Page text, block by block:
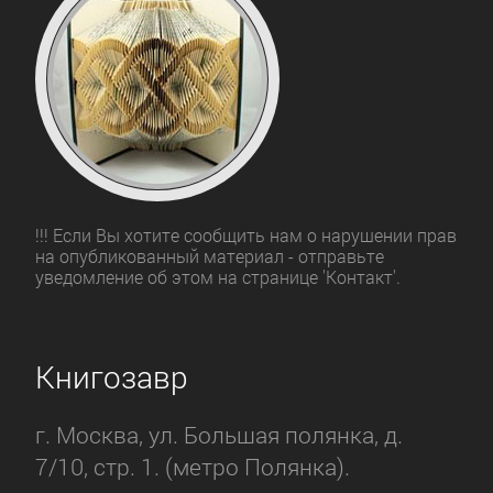
!!! Если Вы хотите сообщить нам о нарушении прав
на опубликованный материал - отправьте
уведомление об этом на странице 'Контакт'.
Книгозавр
г. Москва, ул. Большая полянка, д.
7/10, стр. 1. (метро Полянка).